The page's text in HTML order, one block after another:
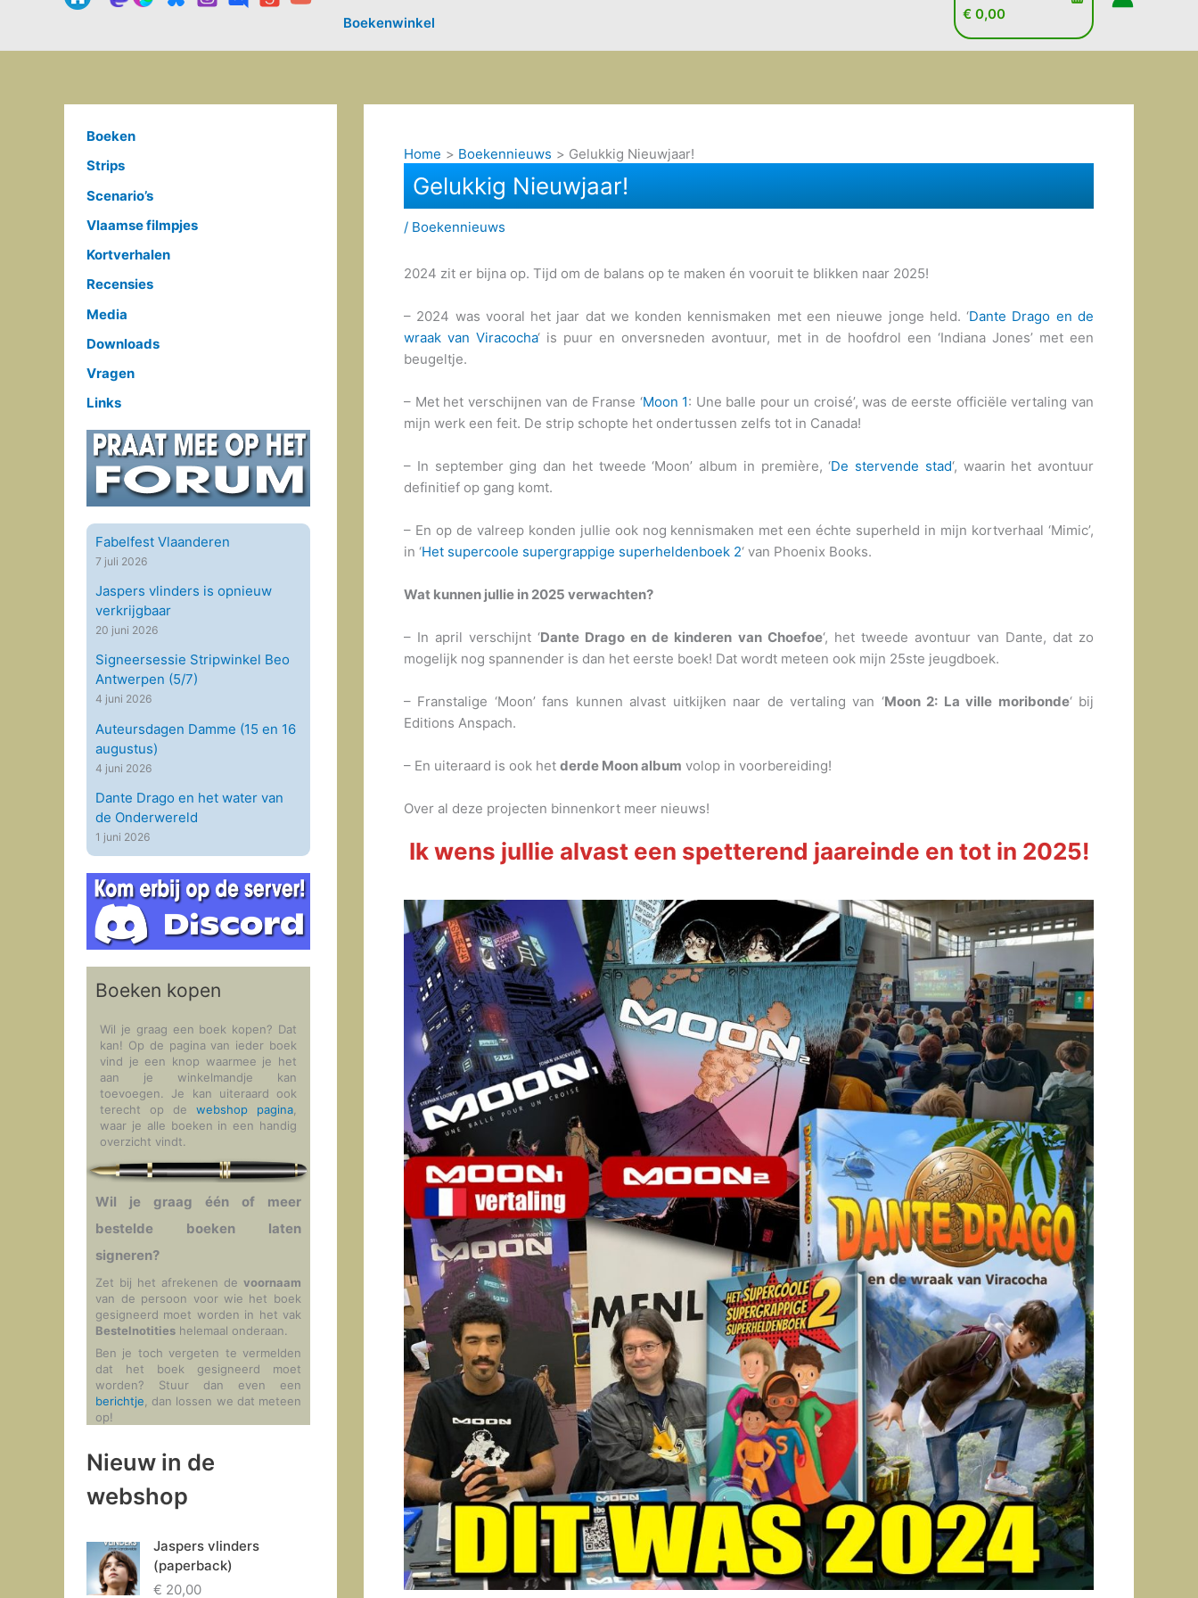
Boekenwinkel
€ 0,00
Boeken
Strips
Scenario’s
Vlaamse filmpjes
Kortverhalen
Recensies
Media
Downloads
Vragen
Links
Fabelfest Vlaanderen
7 juli 2026
Jaspers vlinders is opnieuw
verkrijgbaar
20 juni 2026
Signeersessie Stripwinkel Beo
Antwerpen (5/7)
4 juni 2026
Auteursdagen Damme (15 en 16
augustus)
4 juni 2026
Dante Drago en het water van
de Onderwereld
1 juni 2026
Boeken kopen
Wil je graag een boek kopen? Dat
kan! Op de pagina van ieder boek
vind je een knop waarmee je het
aan je winkelmandje kan
toevoegen. Je kan uiteraard ook
terecht op de webshop pagina,
waar je alle boeken in een handig
overzicht vindt.
Wil je graag één of meer
bestelde boeken laten
signeren?
Zet bij het afrekenen de voornaam
van de persoon voor wie het boek
gesigneerd moet worden in het vak
Bestelnotities helemaal onderaan.
Ben je toch vergeten te vermelden
dat het boek gesigneerd moet
worden? Stuur dan even een
berichtje , dan lossen we dat meteen
op!
Nieuw in de
webshop
Jaspers vlinders
(paperback)
€ 20,00
Home Boekennieuws Gelukkig Nieuwjaar!
Gelukkig Nieuwjaar!
/ Boekennieuws
2024 zit er bijna op. Tijd om de balans op te maken én vooruit te blikken naar 2025!
– 2024 was vooral het jaar dat we konden kennismaken met een nieuwe jonge held. ‘Dante Drago en de
wraak van Viracocha‘ is puur en onversneden avontuur, met in de hoofdrol een ‘Indiana Jones’ met een
beugeltje.
– Met het verschijnen van de Franse ‘Moon 1: Une balle pour un croisé’, was de eerste officiële vertaling van
mijn werk een feit. De strip schopte het ondertussen zelfs tot in Canada!
– In september ging dan het tweede ‘Moon’ album in première, ‘De stervende stad‘, waarin het avontuur
definitief op gang komt.
– En op de valreep konden jullie ook nog kennismaken met een échte superheld in mijn kortverhaal ‘Mimic’,
in ‘Het supercoole supergrappige superheldenboek 2‘ van Phoenix Books.
Wat kunnen jullie in 2025 verwachten?
– In april verschijnt ‘Dante Drago en de kinderen van Choefoe‘, het tweede avontuur van Dante, dat zo
mogelijk nog spannender is dan het eerste boek! Dat wordt meteen ook mijn 25ste jeugdboek.
– Franstalige ‘Moon’ fans kunnen alvast uitkijken naar de vertaling van ‘Moon 2: La ville moribonde‘ bij
Editions Anspach.
– En uiteraard is ook het derde Moon album volop in voorbereiding!
Over al deze projecten binnenkort meer nieuws!
Ik wens jullie alvast een spetterend jaareinde en tot in 2025!